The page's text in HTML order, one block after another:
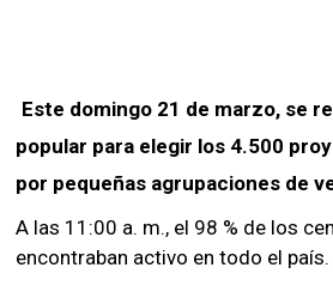
Este domingo 21 de marzo, se
popular para elegir los 4.500
por pequeñas agrupaciones de
A las 11:00 a. m., el 98 % de los
encontraban activo en todo el país.